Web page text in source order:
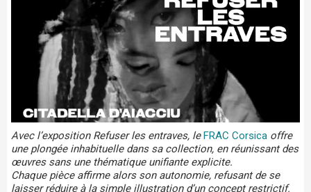
Avec l’exposition Refuser les entraves, leFRAC Corsica offre
une plongée inhabituelle dans sa collection, en réunissant des
œuvres sans une thématique unifiante explicite.
Chaque pièce affirme alors son autonomie, refusant de se
laisser réduire à la simple illustration d’un concept restrictif.